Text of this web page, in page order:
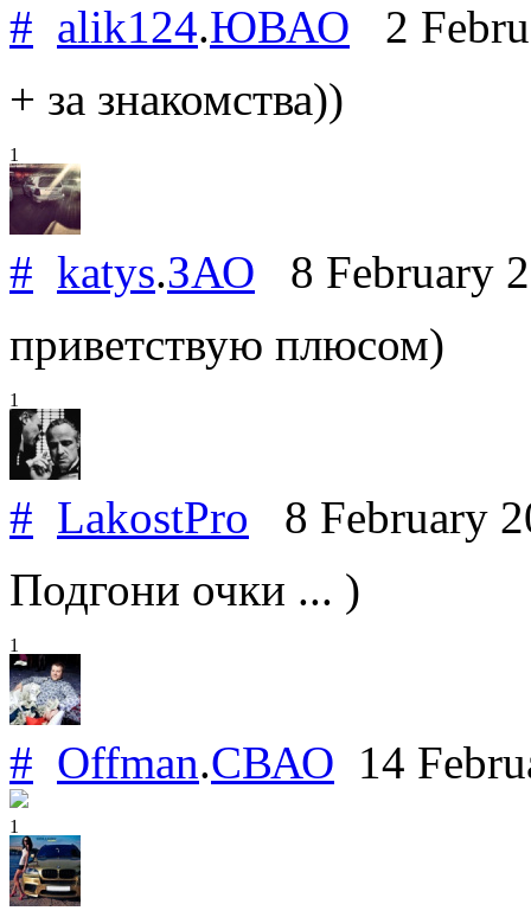
# alik124.ЮВАО 2
+ за знакомства))
1
# katys.ЗАО 8 February
приветствую плюсом)
1
# LakostPro 8 February
Подгони очки ... )
1
# Offman.СВАО 14
1